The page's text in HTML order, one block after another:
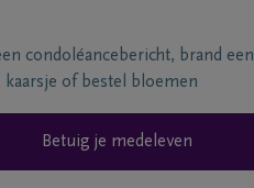
condoléancebericht, brand een
kaarsje of bestel bloemen
Betuig je medeleven